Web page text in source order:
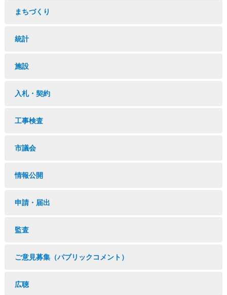
まちづくり
統計
施設
入札・契約
工事検査
市議会
情報公開
申請・届出
監査
ご意見募集（パブリックコメント）
広聴